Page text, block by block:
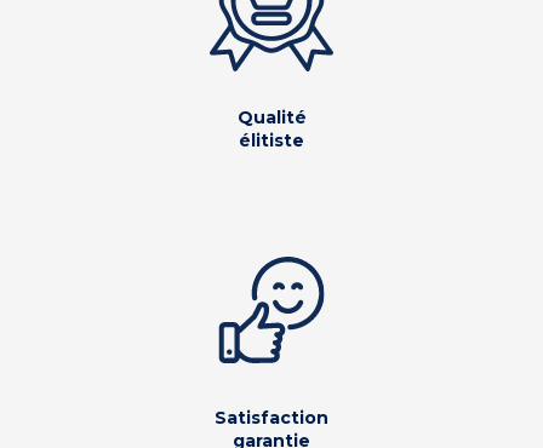
Qualité
élitiste
Satisfaction
garantie